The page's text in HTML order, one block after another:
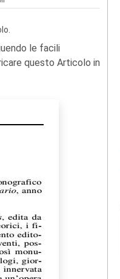
le facili
questo Articolo in